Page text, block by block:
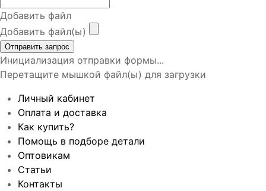
Добавить файл
Добавить файл(ы)
Отправить запрос
Инициализация отправки формы...
Перетащите мышкой файл(ы) для загрузки
Личный кабинет
Оплата и доставка
Как купить?
Помощь в подборе детали
Оптовикам
Статьи
Контакты